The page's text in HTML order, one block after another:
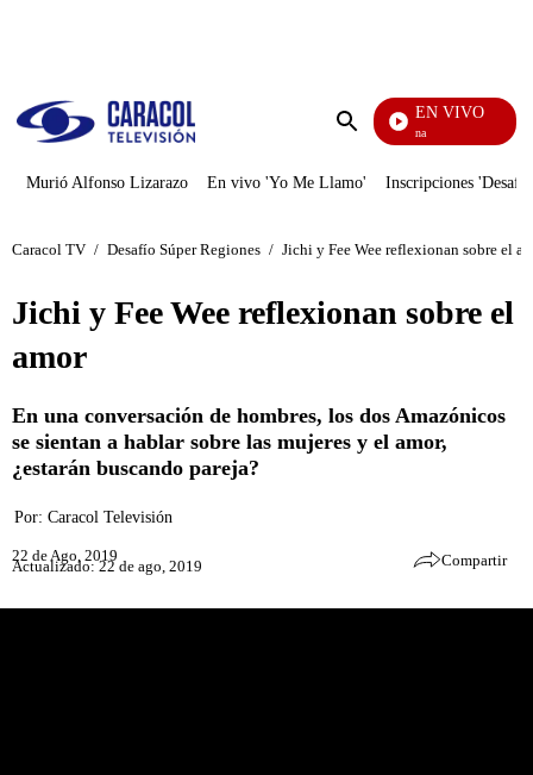
Enviar
EN VIVO
Diario De Diana
Murió Alfonso Lizarazo En vivo 'Yo Me Llamo' Inscripciones
Caracol TV / Desafío Súper Regiones / Jichi y Fee Wee reflexionan sobre el
Jichi y Fee Wee reflexionan sobre el
amor
En una conversación de hombres, los dos Amazónicos
se sientan a hablar sobre las mujeres y el amor,
¿estarán buscando pareja?
Por: Caracol Televisión
22 de Ago, 2019
Actualizado: 22 de ago, 2019 Compartir